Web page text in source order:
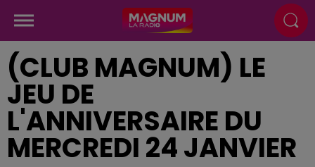
(CLUB MAGNUM) LE
JEU DE
L'ANNIVERSAIRE DU
MERCREDI 24 JANVIER